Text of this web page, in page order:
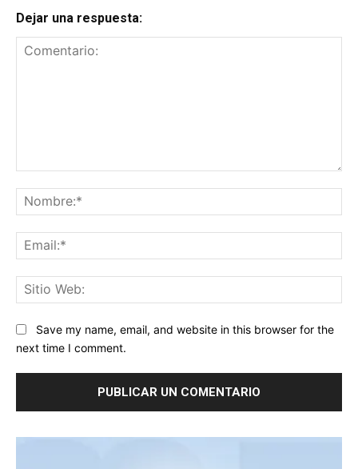
Dejar una respuesta:
Save my name, email, and website in this browser for the
next time I comment.